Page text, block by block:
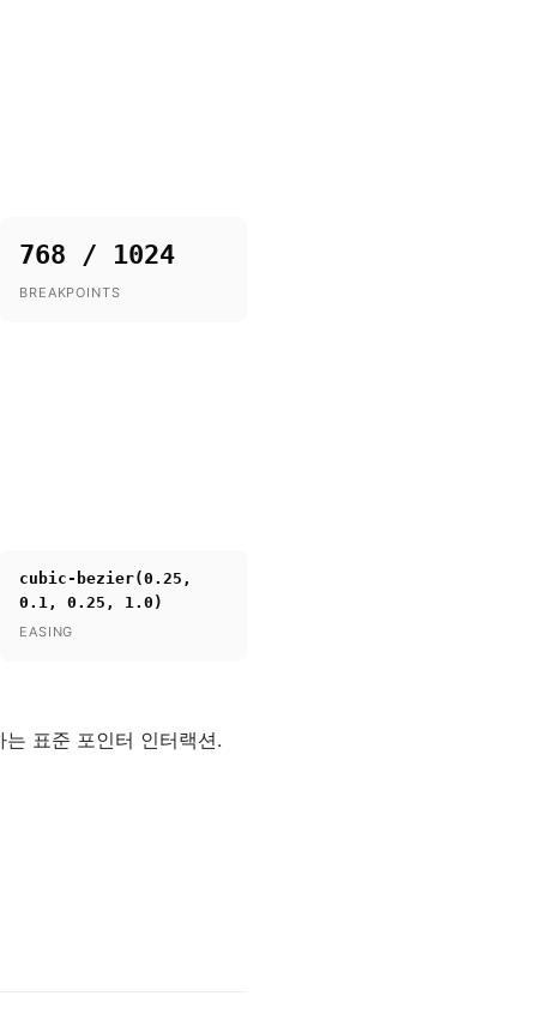
768 / 1024
BREAKPOINTS
cubic-bezier(0.25,
0.1, 0.25, 1.0)
EASING
표준 포인터 인터랙션.